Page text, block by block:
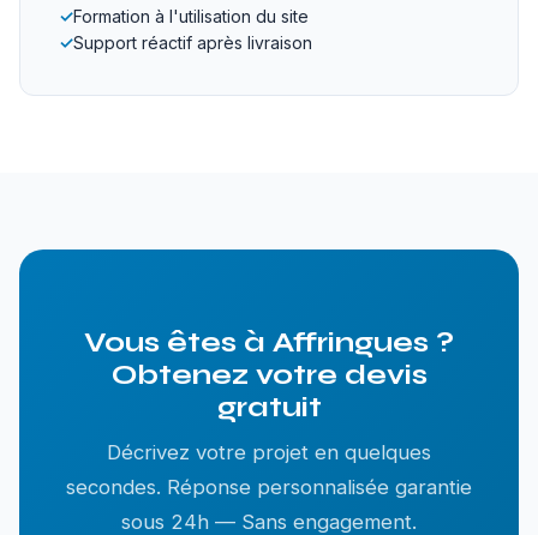
✓Formation à l'utilisation du site
✓Support réactif après livraison
Vous êtes à Affringues ?
Obtenez votre devis
gratuit
Décrivez votre projet en quelques
secondes. Réponse personnalisée garantie
sous 24h — Sans engagement.